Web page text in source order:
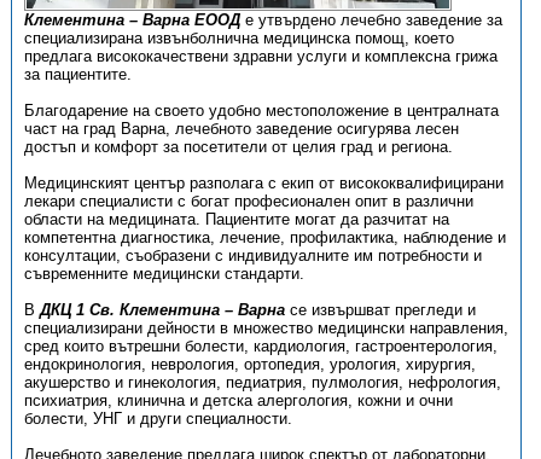
Клементина – Варна ЕООДе утвърдено лечебно заведение за
специализирана извънболнична медицинска помощ, което
предлага висококачествени здравни услуги и комплексна грижа
за пациентите.
Благодарение на своето удобно местоположение в централната
част на град Варна, лечебното заведение осигурява лесен
достъп и комфорт за посетители от целия град и региона.
Медицинският център разполага с екип от висококвалифицирани
лекари специалисти с богат професионален опит в различни
области на медицината. Пациентите могат да разчитат на
компетентна диагностика, лечение, профилактика, наблюдение и
консултации, съобразени с индивидуалните им потребности и
съвременните медицински стандарти.
В ДКЦ 1 Св. Клементина – Варнасе извършват прегледи и
специализирани дейности в множество медицински направления,
сред които вътрешни болести, кардиология, гастроентерология,
ендокринология, неврология, ортопедия, урология, хирургия,
акушерство и гинекология, педиатрия, пулмология, нефрология,
психиатрия, клинична и детска алергология, кожни и очни
болести, УНГ и други специалности.
Лечебното заведение предлага широк спектър от лабораторни,